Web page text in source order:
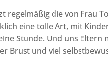
regelmäßig die von Frau
eine tolle Art, mit
Stunde. Und uns Eltern
Brust und viel